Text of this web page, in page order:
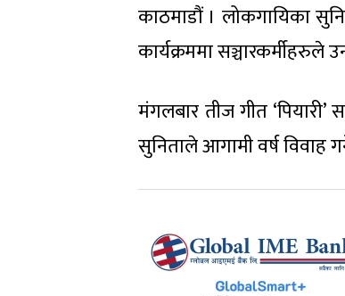
काठमाडौं । लोकगायिका
कार्यक्रममा सञ्चारकर्मीहरुले
मंगलबार तीज गीत ‘पियारी’
सुनिताले आगामी वर्ष विवाह